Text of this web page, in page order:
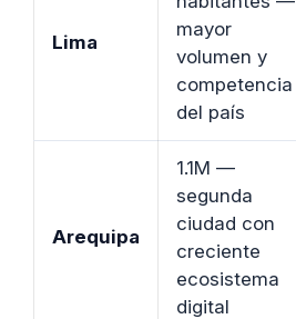
Lima
mayor
volumen y
competencia
del país
Arequipa
1.1M —
segunda
ciudad con
creciente
ecosistema
digital